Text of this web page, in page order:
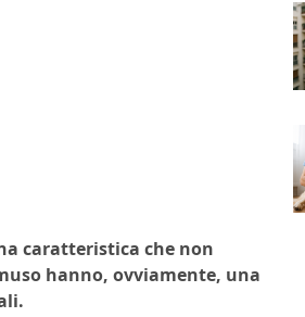
caratteristica che non
hanno, ovviamente, una